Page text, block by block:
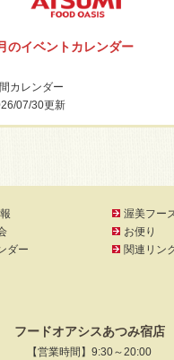
のイベントカレンダー
カレンダー
07/30更新
ダー
渥美フー
お便り
関連リン
フードオアシスあつみ宿店
【営業時間】9:30～20:00